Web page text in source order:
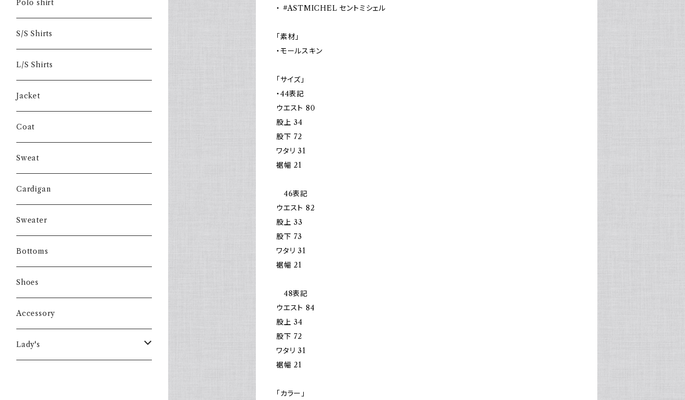
・ #ASTMICHEL セントミシェル
「素材」
・モールスキン
「サイズ」
・44表記
ウエスト 80
股上 34
股下 72
ワタリ 31
裾幅 21
46表記
ウエスト 82
股上 33
股下 73
ワタリ 31
裾幅 21
48表記
ウエスト 84
股上 34
股下 72
ワタリ 31
裾幅 21
「カラー」
Polo shirt
S/S Shirts
L/S Shirts
Jacket
Coat
Sweat
Cardigan
Sweater
Bottoms
Shoes
Accessory
Lady's